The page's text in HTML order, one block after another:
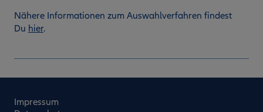
Nähere Informationen zum Auswahlverfahren findest
Du hier.
Impressum